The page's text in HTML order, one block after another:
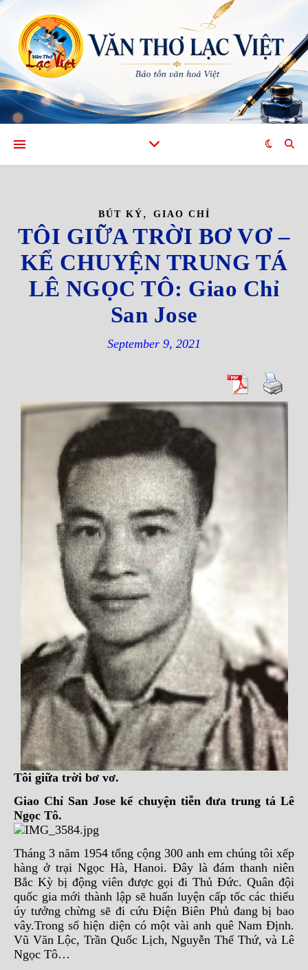
BÚT KÝ , GIAO CHỈ
TÔI GIỮA TRỜI BƠ VƠ –
KỂ CHUYỆN TRUNG TÁ
LÊ NGỌC TÔ: Giao Chỉ
San Jose
September 9, 2021
Tôi giữa trời bơ vơ.
Giao Chỉ San Jose kể chuyện tiễn đưa trung tá Lê
Ngọc Tô.
Tháng 3 năm 1954 tổng cộng 300 anh em chúng tôi xếp
hàng ở trại Ngọc Hà, Hanoi. Đây là đám thanh niên
Bắc Kỳ bị động viên được gọi đi Thủ Đức. Quân đội
quốc gia mới thành lập sẽ huấn luyện cấp tốc các thiếu
úy tưởng chừng sẽ đi cứu Điện Biên Phủ đang bị bao
vây.Trong số hiện diện có một vài anh quê Nam Định.
Vũ Văn Lộc, Trần Quốc Lịch, Nguyễn Thế Thứ, và Lê
Ngọc Tô…